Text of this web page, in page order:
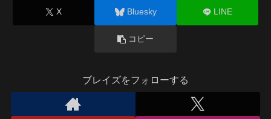
X Bluesky LINE
コピー
ブレイズをフォローする